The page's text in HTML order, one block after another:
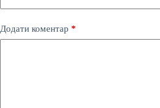
Додати коментар *